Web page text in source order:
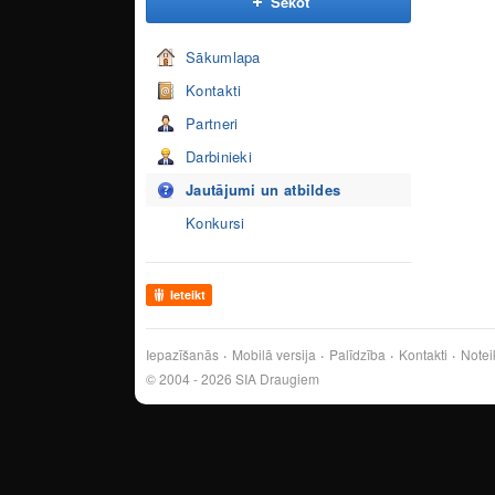
Sākumlapa
Kontakti
Partneri
Darbinieki
Jautājumi un atbildes
Konkursi
Ieteikt
Iepazīšanās Mobilā versija Palīdzība Kontakti
© 2004 - 2026 SIA Draugiem